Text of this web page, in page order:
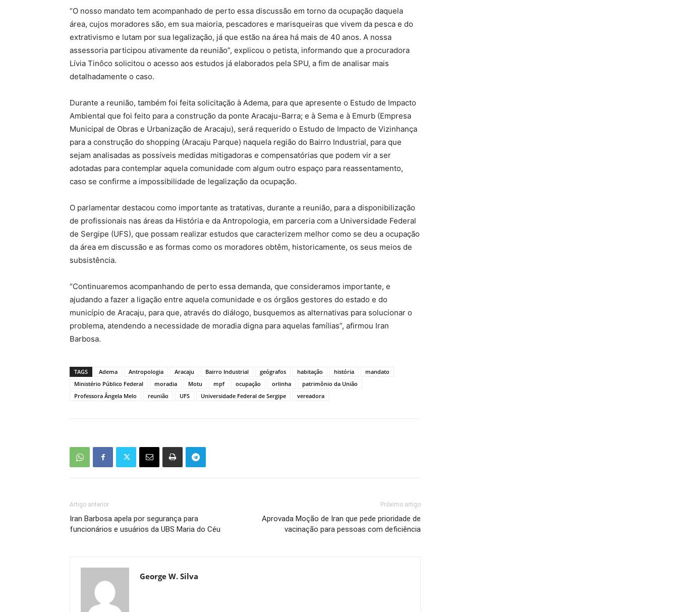
“O nosso mandato tem acompanhado de perto essa discussão em torno da ocupação daquela
área, cujos moradores são, em sua maioria, pescadores e marisqueiras que vivem da pesca e do
extrativismo e lutam por sua legalização, já que estão na área há mais de 40 anos. A nossa
assessoria participou ativamente da reunião”, explicou o petista, informando que a procuradora
Lívia Tinôco solicitou o acesso aos estudos já elaborados pela SPU, a fim de analisar mais
detalhadamente o caso.
Durante a reunião, também foi feita solicitação à Adema, para que apresente o Estudo de Impacto
Ambiental que foi feito para a construção da ponte Aracaju-Barra; e à Sema e à Emurb (Empresa
Municipal de Obras e Urbanização de Aracaju), será requerido o Estudo de Impacto de Vizinhança
para a construção do shopping (Aracaju Parque) naquela região do Bairro Industrial, para que
sejam analisadas as possíveis medidas mitigadoras e compensatórias que podem vir a ser
adotadas para contemplar aquela comunidade com algum outro espaço para reassentamento,
caso se confirme a impossibilidade de legalização da ocupação.
O parlamentar destacou como importante as tratativas, durante a reunião, para a disponibilização
de profissionais nas áreas da História e da Antropologia, em parceria com a Universidade Federal
de Sergipe (UFS), que possam realizar estudos que caracterizem melhor como se deu a ocupação
da área em discussão e as formas como os moradores obtêm, historicamente, os seus meios de
subsistência.
“Continuaremos acompanhando de perto essa demanda, que consideramos importante, e
ajudando a fazer a ligação entre aquela comunidade e os órgãos gestores do estado e do
município de Aracaju, para que, através do diálogo, busquemos as alternativas para solucionar o
problema, atendendo a necessidade de moradia digna para aquelas famílias”, afirmou Iran
Barbosa.
TAGS Adema Antropologia Aracaju Bairro Industrial geógrafos habitação história
mandato
Ministério Público Federal
moradia Motu mpf ocupação orlinha
patrimônio da União
Professora Ângela Melo
reunião UFS Universidade Federal de Sergipe vereadora
Artigo anterior
Iran Barbosa apela por segurança para
funcionários e usuários da UBS Maria do Céu
Próximo artigo
Aprovada Moção de Iran que pede prioridade de
vacinação para pessoas com deficiência
George W. Silva